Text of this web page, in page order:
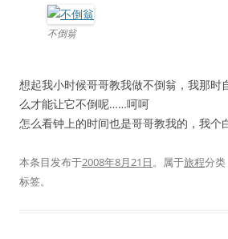
不倒翁
想起我小时候哥哥教我做不倒翁，我那时
么才能让它不倒呢……呵呵
怎么看钟上的时间也是哥哥教我的，我
本条目发布于2008年8月21日。属于旅程分类
标签。